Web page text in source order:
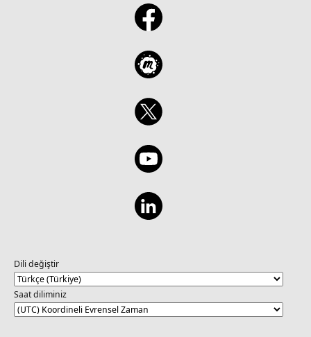
Dili değiştir
Saat diliminiz